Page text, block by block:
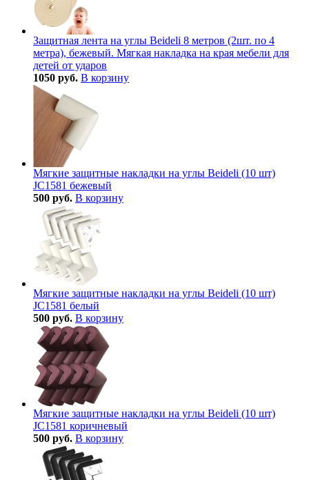
Защитная лента на углы Beideli 8 метров (2шт. по 4
метра), бежевый. Мягкая накладка на края мебели для
детей от ударов
1050 руб. В корзину
Мягкие защитные накладки на углы Beideli (10 шт)
JC1581 бежевый
500 руб. В корзину
Мягкие защитные накладки на углы Beideli (10 шт)
JC1581 белый
500 руб. В корзину
Мягкие защитные накладки на углы Beideli (10 шт)
JC1581 коричневый
500 руб. В корзину